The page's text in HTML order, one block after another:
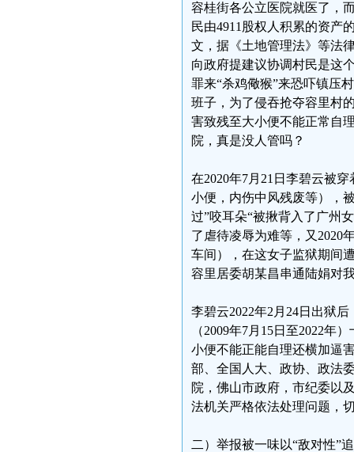
容桂街各公立医院就医了，
民由4911股权人积累的资产
文，据《土地管理法》等法
向政府提建议协调村民是这
罪来“杀鸡儆猴”来恐吓镇压
班子，为了侵吞抢夺容里村
害致残至大小便不能正常自
院，真是没人管吗？
在2020年7月21日李碧云被
小便，内伤中风残废等），
过”咬耳朵“被揪背入了广州
了虐待凌辱为难等，又2020
车间），在这女子监狱期间
容里居委胡某昌串通陆娟对
李碧云2022年2月24日出狱
（2009年7月15日至2022年
小便不能正能自理还横加逼
部、全国人大、政协、政法
院，佛山市政府，市纪委以
法机关严格依法处理问题，
二）举报被一味以“敌对性”